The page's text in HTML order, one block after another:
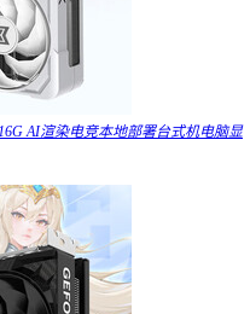
AI渲染电竞本地部署台式机电脑显